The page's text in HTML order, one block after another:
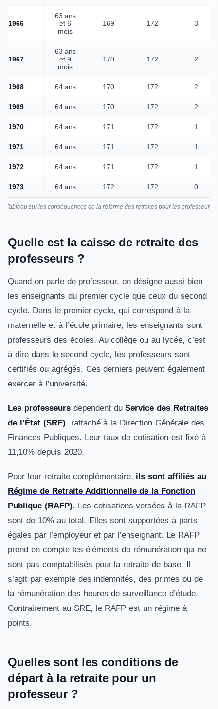
1966
63 ans
et 6
mois
169 172 3
1967
63 ans
et 9
mois
170 172 2
1968 64 ans 170 172 2
1969 64 ans 170 172 2
1970 64 ans 171 172 1
1971 64 ans 171 172 1
1972 64 ans 171 172 1
1973 64 ans 172 172 0
Tableau sur les conséquences de la réforme des retraites pour les professeurs
Quelle est la caisse de retraite des
professeurs ?
Quand on parle de professeur, on désigne aussi bien
les enseignants du premier cycle que ceux du second
cycle. Dans le premier cycle, qui correspond à la
maternelle et à l’école primaire, les enseignants sont
professeurs des écoles. Au collège ou au lycée, c’est
à dire dans le second cycle, les professeurs sont
certifiés ou agrégés. Ces derniers peuvent également
exercer à l’université.
Les professeurs dépendent duService des Retraites
de l’État (SRE), rattaché à la Direction Générale des
Finances Publiques. Leur taux de cotisation est fixé à
11,10% depuis 2020.
Pour leur retraite complémentaire, ils sont affiliés au
Régime de Retraite Additionnelle de la Fonction
Publique (RAFP). Les cotisations versées à la RAFP
sont de 10% au total. Elles sont supportées à parts
égales par l’employeur et par l’enseignant. Le RAFP
prend en compte les éléments de rémunération qui ne
sont pas comptabilisés pour la retraite de base. Il
s’agit par exemple des indemnités, des primes ou de
la rémunération des heures de surveillance d’étude.
Contrairement au SRE, le RAFP est un régime à
points.
Quelles sont les conditions de
départ à la retraite pour un
professeur ?